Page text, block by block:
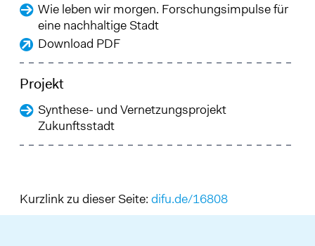
Wie leben wir morgen. Forschungsimpulse für
eine nachhaltige Stadt
Download PDF
Projekt
Synthese- und Vernetzungsprojekt
Zukunftsstadt
Kurzlink zu dieser Seite: difu.de/16808